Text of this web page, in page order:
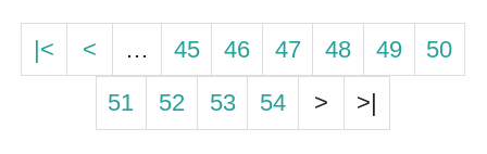
|< < … 45 46 47 48 49
50
51
52 53 54 > >|